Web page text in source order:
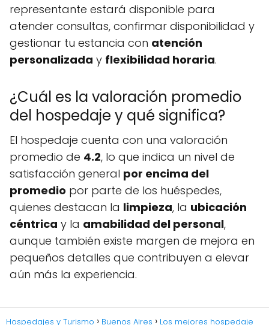
representante estará disponible para
atender consultas, confirmar disponibilidad y
gestionar tu estancia con atención
personalizada y flexibilidad horaria.
¿Cuál es la valoración promedio
del hospedaje y qué significa?
El hospedaje cuenta con una valoración
promedio de 4.2, lo que indica un nivel de
satisfacción general por encima del
promedio por parte de los huéspedes,
quienes destacan la limpieza, la ubicación
céntrica y la amabilidad del personal,
aunque también existe margen de mejora en
pequeños detalles que contribuyen a elevar
aún más la experiencia.
Hospedajes y Turismo Buenos Aires Los mejores hospedaje